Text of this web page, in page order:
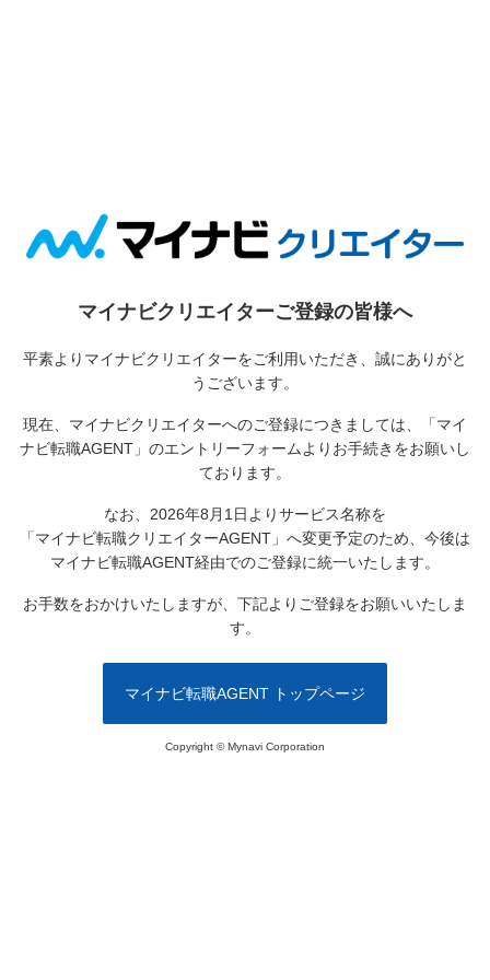
マイナビクリエイターご登録の皆様へ
平素よりマイナビクリエイターをご利用いただき、誠にありがと
うございます。
現在、マイナビクリエイターへのご登録につきましては、
「マイ
ナビ転職AGENT」のエントリーフォームよりお手続きをお願いし
ております。
なお、2026年8月1日よりサービス名称を
「マイナビ転職クリエイターAGENT」へ変更予定のため、 今後は
マイナビ転職AGENT経由でのご登録に統一いたします。
お手数をおかけいたしますが、下記よりご登録をお願いいたしま
す。
マイナビ転職AGENT トップページ
Copyright © Mynavi Corporation